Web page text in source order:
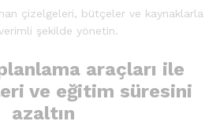
çizelgeleri, bütçeler ve kaynaklarla
şekilde yönetin.
araçları ile
ve eğitim süresini
azaltın